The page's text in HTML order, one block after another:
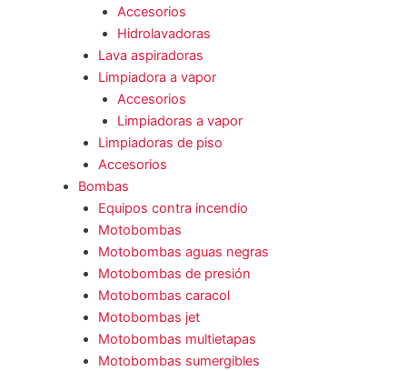
Accesorios
Hidrolavadoras
Lava aspiradoras
Limpiadora a vapor
Accesorios
Limpiadoras a vapor
Limpiadoras de piso
Accesorios
Bombas
Equipos contra incendio
Motobombas
Motobombas aguas negras
Motobombas de presión
Motobombas caracol
Motobombas jet
Motobombas multietapas
Motobombas sumergibles